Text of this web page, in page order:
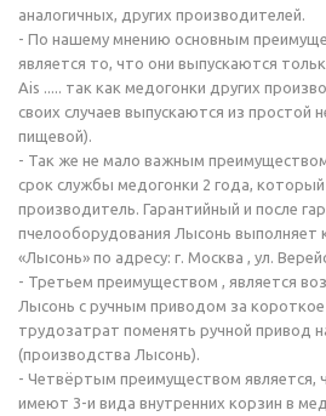
аналогичных, других производителей.
- По нашему мнению основным
является то, что они выпускаются
Ais ..... так как медогонки других
своих случаев выпускаются из простой
пищевой).
- Так же не мало важным
срок службы медогонки 2 года, который
производитель. Гарантийный и после
пчелооборудования Лысонь выполняет
«Лысонь» по адресу: г. Москва , ул.
- Третьем преимуществом , является
Лысонь с ручным приводом за
трудозатрат поменять ручной привод
(производства Лысонь).
- Четвёртым преимуществом является,
имеют 3-и вида внутренних корзин в